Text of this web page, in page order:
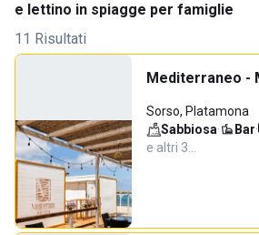
e lettino in spiagge per famiglie
11 Risultati
Mediterraneo -
Sorso, Platamona
Sabbiosa· Bar·
e altri 3…